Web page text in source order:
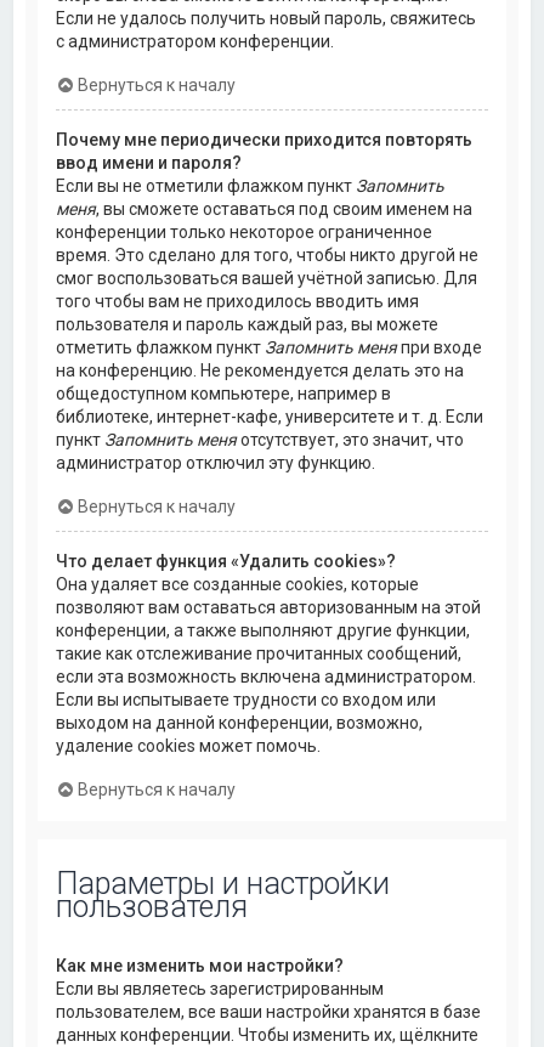
Если не удалось получить новый пароль, свяжитесь
с администратором конференции.
Вернуться к началу
Почему мне периодически приходится повторять
ввод имени и пароля?
Если вы не отметили флажком пункт Запомнить
меня, вы сможете оставаться под своим именем на
конференции только некоторое ограниченное
время. Это сделано для того, чтобы никто другой не
смог воспользоваться вашей учётной записью. Для
того чтобы вам не приходилось вводить имя
пользователя и пароль каждый раз, вы можете
отметить флажком пункт Запомнить меняпри входе
на конференцию. Не рекомендуется делать это на
общедоступном компьютере, например в
библиотеке, интернет-кафе, университете и т. д. Если
пункт Запомнить меняотсутствует, это значит, что
администратор отключил эту функцию.
Вернуться к началу
Что делает функция «Удалить cookies»?
Она удаляет все созданные cookies, которые
позволяют вам оставаться авторизованным на этой
конференции, а также выполняют другие функции,
такие как отслеживание прочитанных сообщений,
если эта возможность включена администратором.
Если вы испытываете трудности со входом или
выходом на данной конференции, возможно,
удаление cookies может помочь.
Вернуться к началу
Параметры и настройки
пользователя
Как мне изменить мои настройки?
Если вы являетесь зарегистрированным
пользователем, все ваши настройки хранятся в базе
данных конференции. Чтобы изменить их, щёлкните